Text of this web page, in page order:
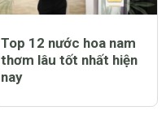
Trẻ bị sởi có ngứa
đầy bất ngờ